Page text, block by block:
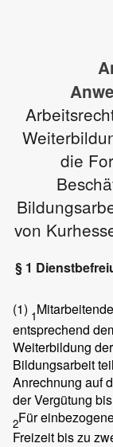
die
von
§ 1
(1) 1
entsprechend
Weiterbildung
Bildungsarbeit
Anrechnung auf
der Vergütung
2Für
Freizeit bis zu